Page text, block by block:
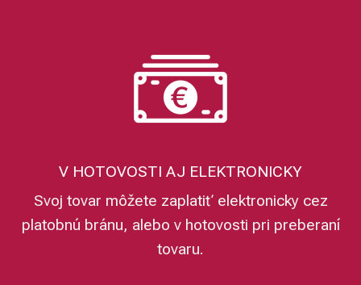
V HOTOVOSTI AJ ELEKTRONICKY
Svoj tovar môžete zaplatiť elektronicky cez
platobnú bránu, alebo v hotovosti pri preberaní
tovaru.